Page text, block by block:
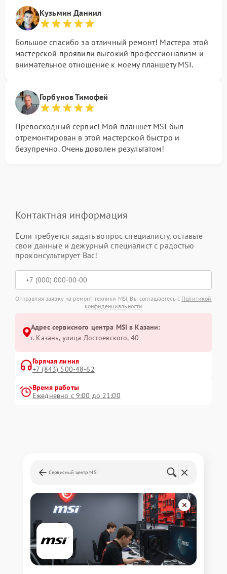
Кузьмин Даниил
Большое спасибо за отличный ремонт! Мастера этой
мастерской проявили высокий профессионализм и
внимательное отношение к моему планшету MSI.
Горбунов Тимофей
Превосходный сервис! Мой планшет MSI был
отремонтирован в этой мастерской быстро и
безупречно. Очень доволен результатом!
Контактная информация
Если требуется задать вопрос специалисту, оставьте
свои данные и дежурный специалист с радостью
проконсультирует Вас!
Отправляя заявку на ремонт техники MSI, Вы соглашаетесь с Политикой
конфиденциальности
Адрес сервисного центра MSI в Казани:
г. Казань, улица Достоевского, 40
Горячая линия
+7 (843) 500-48-62
Время работы
Ежедневно с 9:00 до 21:00
Сервисный центр MSI